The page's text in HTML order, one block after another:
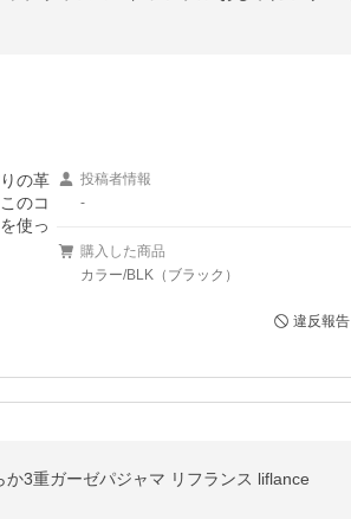
の革
のコ
使っ
投稿者情報
-
購入した商品
カラー/BLK（ブラック）
違反報告
3重ガーゼパジャマ リフランス liflance